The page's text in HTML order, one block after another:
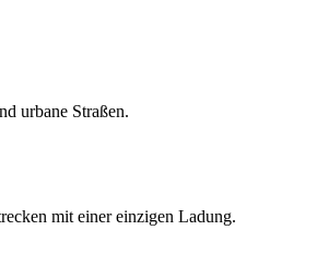
urbane Straßen.
mit einer einzigen Ladung.